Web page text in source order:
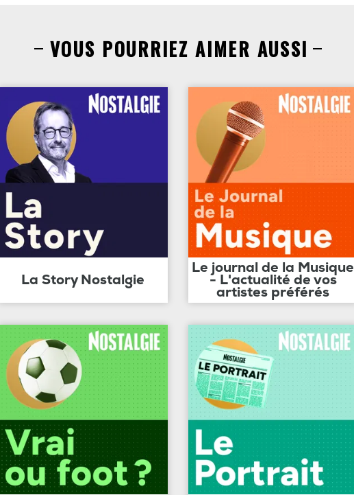
VOUS POURRIEZ AIMER AUSSI
La Story Nostalgie
Le journal de la Musique
- L'actualité de vos
artistes préférés